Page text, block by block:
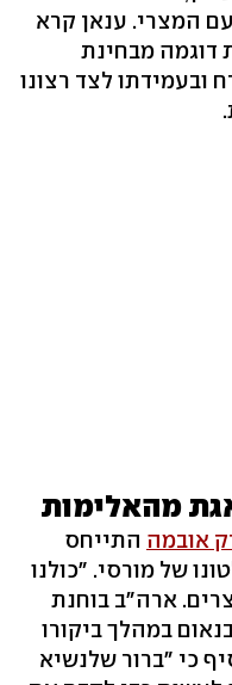
המצרי. ענאן קרא
מבחינת
לצד רצונו
מהאלימות
אובמה התייחס
של מורסי. "כולנו
ארה"ב בוחנת
במהלך ביקורו
כי "ברור שלנשיא